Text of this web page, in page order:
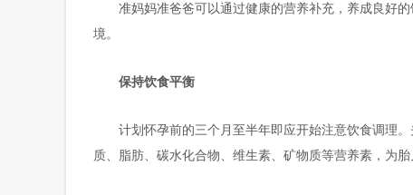
准妈妈准爸爸可以通过健康的营养补充，养成良好
境。
保持饮食平衡
计划怀孕前的三个月至半年即应开始注意饮食调理
质、脂肪、碳水化合物、维生素、矿物质等营养素，为胎